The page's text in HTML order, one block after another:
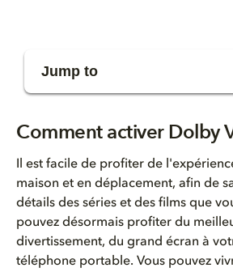
Jump to
Dolby Vision, ce n'est pas
Comment activer Dolby
est facile de profiter de
maison et en déplacement, afin de
détails des séries et des films que
pouvez désormais profiter du
divertissement, du grand écran à
téléphone portable. Vous pouvez